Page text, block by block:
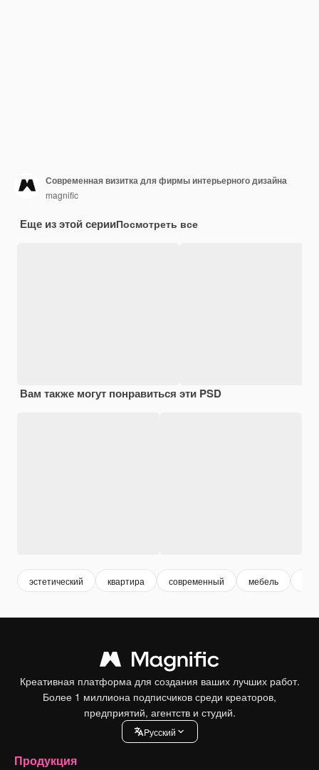
Современная визитка для фирмы интерьерного дизайна
magnific
Еще из этой серииПосмотреть все
Вам также могут понравиться эти PSD
эстетический квартира современный мебель
Креативная платформа для создания ваших лучших работ.
Более 1 миллиона подписчиков среди креаторов,
предприятий, агентств и студий.
Pусский
Продукция